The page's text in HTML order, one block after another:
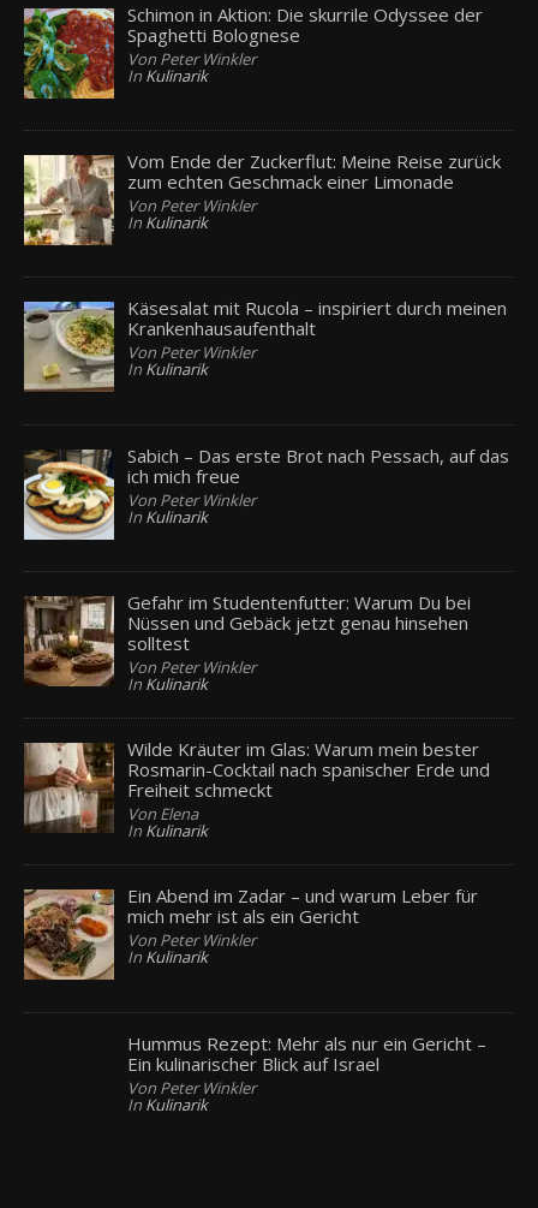
Schimon in Aktion: Die skurrile Odyssee der
Spaghetti Bolognese
Von Peter Winkler
In Kulinarik
Vom Ende der Zuckerflut: Meine Reise zurück
zum echten Geschmack einer Limonade
Von Peter Winkler
In Kulinarik
Käsesalat mit Rucola – inspiriert durch meinen
Krankenhausaufenthalt
Von Peter Winkler
In Kulinarik
Sabich – Das erste Brot nach Pessach, auf das
ich mich freue
Von Peter Winkler
In Kulinarik
Gefahr im Studentenfutter: Warum Du bei
Nüssen und Gebäck jetzt genau hinsehen
solltest
Von Peter Winkler
In Kulinarik
Wilde Kräuter im Glas: Warum mein bester
Rosmarin-Cocktail nach spanischer Erde und
Freiheit schmeckt
Von Elena
In Kulinarik
Ein Abend im Zadar – und warum Leber für
mich mehr ist als ein Gericht
Von Peter Winkler
In Kulinarik
Hummus Rezept: Mehr als nur ein Gericht –
Ein kulinarischer Blick auf Israel
Von Peter Winkler
In Kulinarik